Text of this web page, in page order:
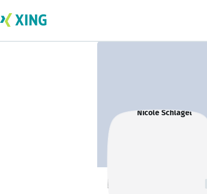
Nicole Schlägel